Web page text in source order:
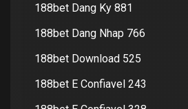
188bet Dang Ky 881
188bet Dang Nhap 766
188bet Download 525
188bet E Confiavel 243